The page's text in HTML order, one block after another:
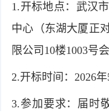
1.开标地点：武汉
中心（东湖大厦正
限公司10楼1003号
2.开标时间：2026
3.参加要求：届时